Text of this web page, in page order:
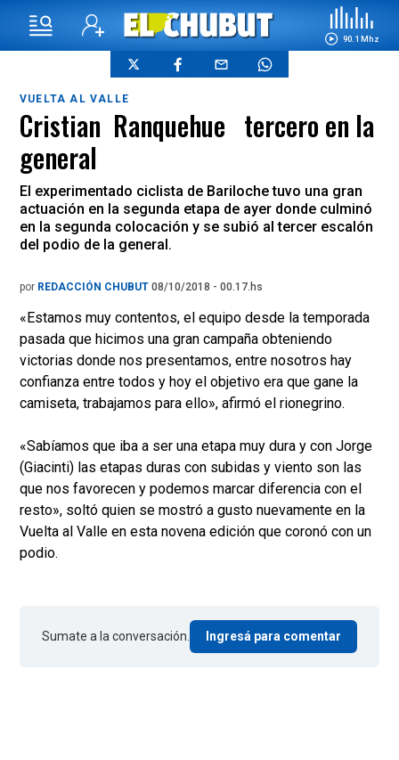
90.1 Mhz
VUELTA AL VALLE
Cristian Ranquehue tercero en la
general
El experimentado ciclista de Bariloche tuvo una gran
actuación en la segunda etapa de ayer donde culminó
en la segunda colocación y se subió al tercer escalón
del podio de la general.
por REDACCIÓN CHUBUT 08/10/2018 - 00.17.hs
«Estamos muy contentos, el equipo desde la temporada
pasada que hicimos una gran campaña obteniendo
victorias donde nos presentamos, entre nosotros hay
confianza entre todos y hoy el objetivo era que gane la
camiseta, trabajamos para ello», afirmó el rionegrino.
«Sabíamos que iba a ser una etapa muy dura y con Jorge
(Giacinti) las etapas duras con subidas y viento son las
que nos favorecen y podemos marcar diferencia con el
resto», soltó quien se mostró a gusto nuevamente en la
Vuelta al Valle en esta novena edición que coronó con un
podio.
Sumate a la conversación. Ingresá para comentar